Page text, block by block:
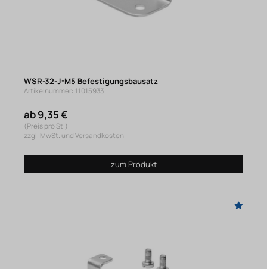
WSR-32-J-M5 Befestigungsbausatz
Artikelnummer: 11015933
ab 9,35 €
(Preis pro St.)
zzgl. MwSt. und Versandkosten
zum Produkt